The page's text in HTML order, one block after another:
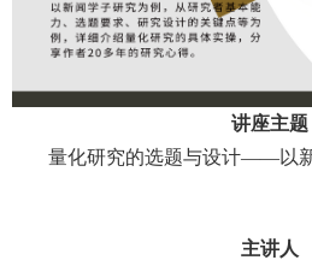
讲座主题
量化研究的选题与设计——以
主讲人